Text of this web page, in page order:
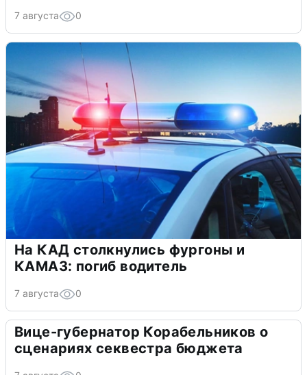
7 августа 0
На КАД столкнулись фургоны и
КАМАЗ: погиб водитель
7 августа 0
Вице-губернатор Корабельников о
сценариях секвестра бюджета